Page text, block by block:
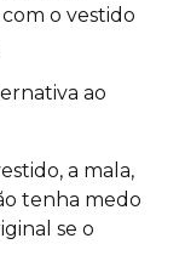
o vestido
ao
a mala,
tenha medo
se o